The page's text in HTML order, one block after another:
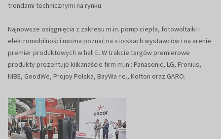
trendami technicznymi na rynku.
Najnowsze osiągnięcia z zakresu m.in. pomp ciepła, fotowoltaiki i
elektromobilności można poznać na stoiskach wystawców i na arenie
premier produktowych w hali E. W trakcie targów premierowe
produkty prezentuje kilkanaście firm m.in.: Panasonic, LG, Fronius,
NIBE, GoodWe, Projoy Polska, BayWa r.e., Kołton oraz GARO.